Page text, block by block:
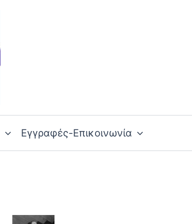
Εγγραφές-Επικοινωνία